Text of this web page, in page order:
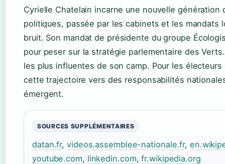
Cyrielle Chatelain incarne une nouvelle génération
politiques, passée par les cabinets et les mandats
bruit. Son mandat de présidente du groupe
pour peser sur la stratégie parlementaire des
les plus influentes de son camp. Pour les
cette trajectoire vers des responsabilités
émergent.
SOURCES SUPPLÉMENTAIRES
datan.fr,videos.assemblee-nationale.fr,
youtube.com, linkedin.com,fr.wikipedia.org